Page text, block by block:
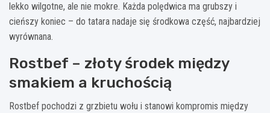
lekko wilgotne, ale nie mokre. Każda polędwica ma grubszy i
cieńszy koniec – do tatara nadaje się środkowa część, najbardziej
wyrównana.
Rostbef – złoty środek między
smakiem a kruchością
Rostbef pochodzi z grzbietu wołu i stanowi kompromis między